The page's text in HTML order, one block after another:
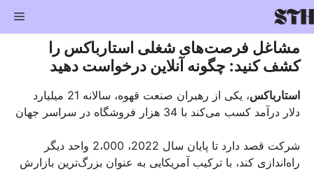
Skip
to
content
مشاغل فرصت‌های شغلی استارباکس را
کشف کنید: چگونه آنلاین درخواست دهید
استارباکس
، یکی از رهبران صنعت قهوه، سالانه 21 میلیارد
دلار درآمد کسب می‌کند با 34 هزار فروشگاه در سراسر جهان
شرکت قصد دارد تا پایان سال 2022، 2،000 واحد دیگر
راه‌اندازی کند، با ترکیب آمریکایی به عنوان بزرگ‌ترین بازارش